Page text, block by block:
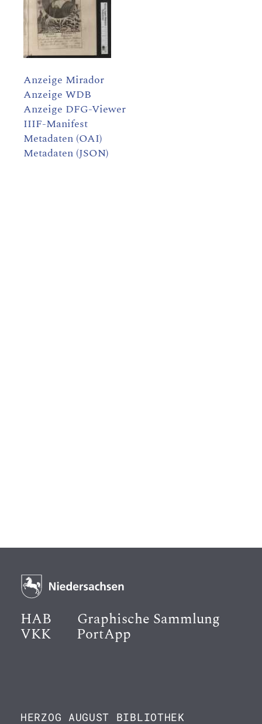
Anzeige Mirador
Anzeige WDB
Anzeige DFG-Viewer
IIIF-Manifest
Metadaten (OAI)
Metadaten (JSON)
HAB Graphische Sammlung
VKK PortApp
HERZOG AUGUST BIBLIOTHEK